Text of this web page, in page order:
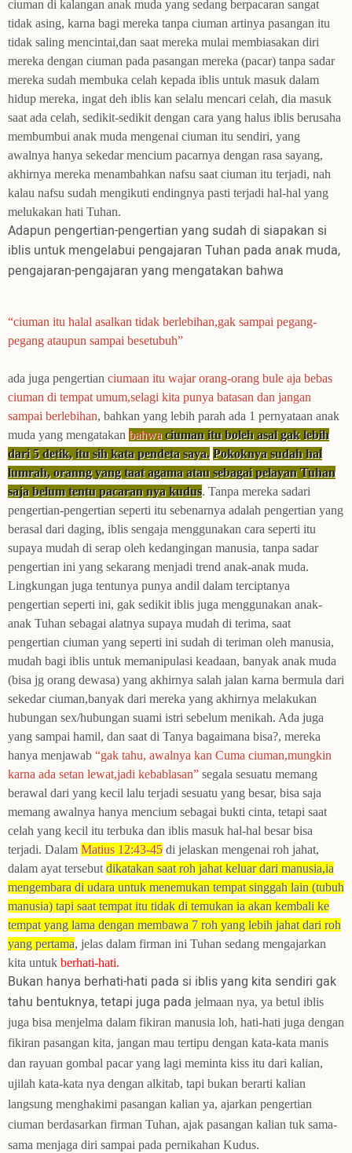
ciuman di kalangan anak muda yang sedang berpacaran sangat
tidak asing, karna bagi mereka tanpa ciuman artinya pasangan itu
tidak saling mencintai,dan saat mereka mulai membiasakan diri
mereka dengan ciuman pada pasangan mereka (pacar) tanpa sadar
mereka sudah membuka celah kepada iblis untuk masuk dalam
hidup mereka, ingat deh iblis kan selalu mencari celah, dia masuk
saat ada celah, sedikit-sedikit dengan cara yang halus iblis berusaha
membumbui anak muda mengenai ciuman itu sendiri, yang
awalnya hanya sekedar mencium pacarnya dengan rasa sayang,
akhirnya mereka menambahkan nafsu saat ciuman itu terjadi, nah
kalau nafsu sudah mengikuti endingnya pasti terjadi hal-hal yang
melukakan hati Tuhan.
Adapun pengertian-pengertian yang sudah di siapakan si
iblis untuk mengelabui pengajaran Tuhan pada anak muda,
pengajaran-pengajaran yang mengatakan bahwa
“ciuman itu halal asalkan tidak berlebihan,gak sampai pegang-
pegang ataupun sampai besetubuh”
ada juga pengertian ciumaan itu wajar orang-orang bule aja bebas
ciuman di tempat umum,selagi kita punya batasan dan jangan
sampai berlebihan, bahkan yang lebih parah ada 1 pernyataan anak
muda yang mengatakan bahwa ciuman itu boleh asal gak lebih
dari 5 detik, itu sih kata pendeta saya. Pokoknya sudah hal
lumrah, oranng yang taat agama atau sebagai pelayan Tuhan
saja belum tentu pacaran nya kudus. Tanpa mereka sadari
pengertian-pengertian seperti itu sebenarnya adalah pengertian yang
berasal dari daging, iblis sengaja menggunakan cara seperti itu
supaya mudah di serap oleh kedangingan manusia, tanpa sadar
pengertian ini yang sekarang menjadi trend anak-anak muda.
Lingkungan juga tentunya punya andil dalam terciptanya
pengertian seperti ini, gak sedikit iblis juga menggunakan anak-
anak Tuhan sebagai alatnya supaya mudah di terima, saat
pengertian ciuman yang seperti ini sudah di teriman oleh manusia,
mudah bagi iblis untuk memanipulasi keadaan, banyak anak muda
(bisa jg orang dewasa) yang akhirnya salah jalan karna bermula dari
sekedar ciuman,banyak dari mereka yang akhirnya melakukan
hubungan sex/hubungan suami istri sebelum menikah. Ada juga
yang sampai hamil, dan saat di Tanya bagaimana bisa?, mereka
hanya menjawab “gak tahu, awalnya kan Cuma ciuman,mungkin
karna ada setan lewat,jadi kebablasan” segala sesuatu memang
berawal dari yang kecil lalu terjadi sesuatu yang besar, bisa saja
memang awalnya hanya mencium sebagai bukti cinta, tetapi saat
celah yang kecil itu terbuka dan iblis masuk hal-hal besar bisa
terjadi. Dalam Matius 12:43-45 di jelaskan mengenai roh jahat,
dalam ayat tersebut dikatakan saat roh jahat keluar dari manusia,ia
mengembara di udara untuk menemukan tempat singgah lain (tubuh
manusia) tapi saat tempat itu tidak di temukan ia akan kembali ke
tempat yang lama dengan membawa 7 roh yang lebih jahat dari roh
yang pertama, jelas dalam firman ini Tuhan sedang mengajarkan
kita untuk berhati-hati.
Bukan hanya berhati-hati pada si iblis yang kita sendiri gak
tahu bentuknya, tetapi juga pada jelmaan nya, ya betul iblis
juga bisa menjelma dalam fikiran manusia loh, hati-hati juga dengan
fikiran pasangan kita, jangan mau tertipu dengan kata-kata manis
dan rayuan gombal pacar yang lagi meminta kiss itu dari kalian,
ujilah kata-kata nya dengan alkitab, tapi bukan berarti kalian
langsung menghakimi pasangan kalian ya, ajarkan pengertian
ciuman berdasarkan firman Tuhan, ajak pasangan kalian tuk sama-
sama menjaga diri sampai pada pernikahan Kudus.